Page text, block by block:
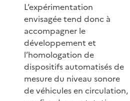
L’expérimentation
envisagée tend donc à
accompagner le
développement et
l’homologation de
dispositifs automatisés de
mesure du niveau sonore
de véhicules en circulation,